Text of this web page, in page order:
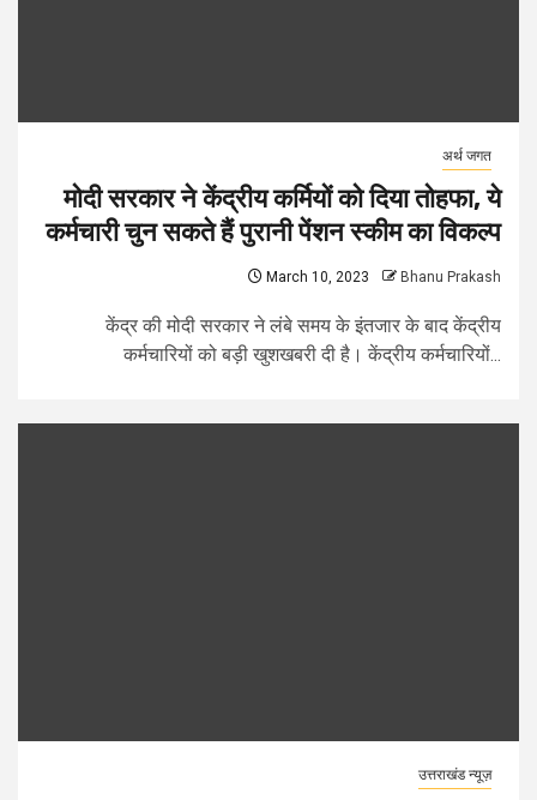
अर्थ जगत
मोदी सरकार ने केंद्रीय कर्मियों को दिया तोहफा, ये
कर्मचारी चुन सकते हैं पुरानी पेंशन स्कीम का विकल्प
March 10, 2023 Bhanu Prakash
केंद्र की मोदी सरकार ने लंबे समय के इंतजार के बाद केंद्रीय
कर्मचारियों को बड़ी खुशखबरी दी है। केंद्रीय कर्मचारियों...
उत्तराखंड न्यूज़